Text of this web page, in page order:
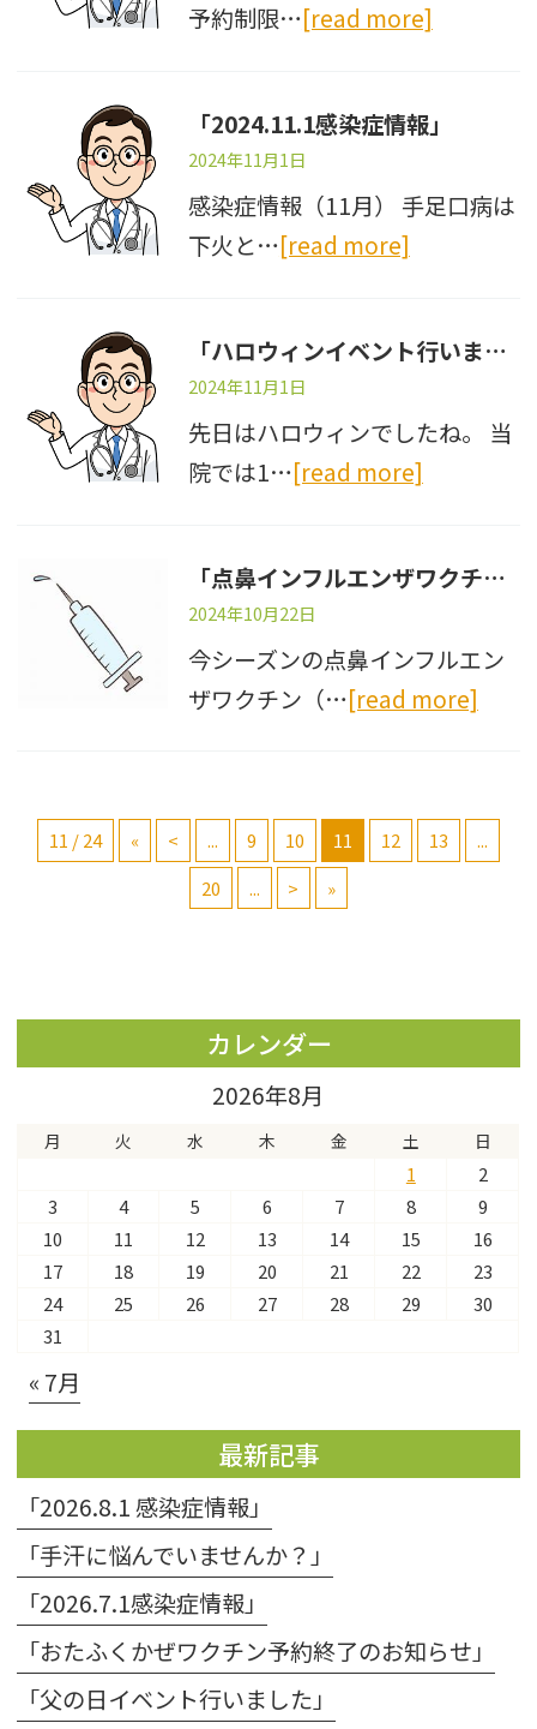
予約制限…[read more]
「2024.11.1感染症情報」
2024年11月1日
感染症情報（11月） 手足口病は
下火と…[read more]
「ハロウィンイベント行いました」
2024年11月1日
先日はハロウィンでしたね。 当
院では1…[read more]
「点鼻インフルエンザワクチンについてのお知らせ」
2024年10月22日
今シーズンの点鼻インフルエン
ザワクチン（…[read more]
11 / 24 « < ... 9 10 11 12 13
...
20
... > »
カレンダー
2026年8月
月 火 水 木 金 土 日
1
2
3
4 5 6 7 8
9
10
11 12 13 14 15
16
17
18 19 20 21 22
23
24
25 26 27 28 29
30
31
« 7月
最新記事
「2026.8.1 感染症情報」
「手汗に悩んでいませんか？」
「2026.7.1感染症情報」
「おたふくかぜワクチン予約終了のお知らせ」
「父の日イベント行いました」